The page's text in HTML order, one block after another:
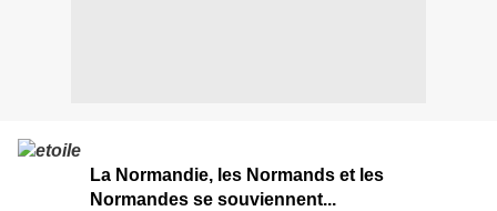
La Normandie, les Normands et les
Normandes se souviennent...